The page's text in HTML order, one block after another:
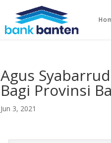
Agus
Bagi Provinsi
Jun 3, 2021